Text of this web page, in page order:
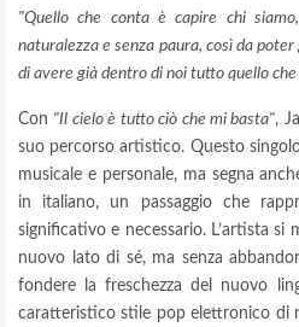
"Quello che conta è capire chi
naturalezza e senza paura, così da
di avere già dentro di noi tutto quello che
Con "Il cielo è tutto ciò che mi basta",
suo percorso artistico. Questo
musicale e personale, ma segna
in italiano, un passaggio che
significativo e necessario. L’artista si
nuovo lato di sé, ma senza
fondere la freschezza del nuovo
caratteristico stile pop elettronico di